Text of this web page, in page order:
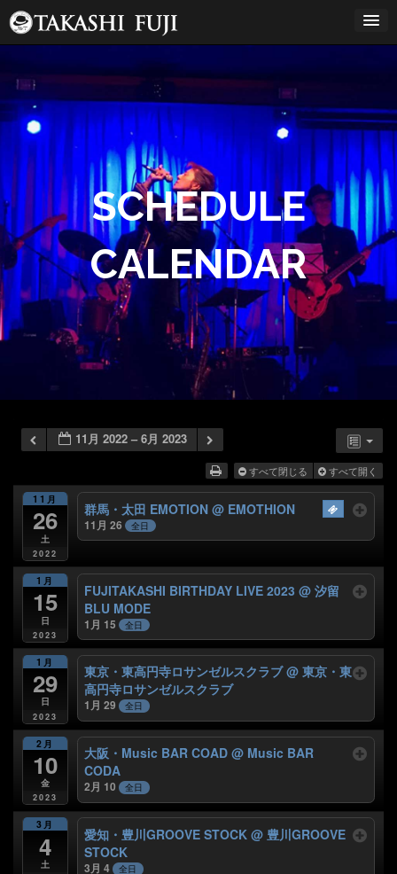
ン
テ
へ
ス
SCHEDULE
CALENDAR
11月 2022 – 6月 2023
すべて閉じる すべて開く
11月
26
土
2022
群馬・太田 EMOTION@ EMOTHION
11月 26 全日
1月
15
日
2023
FUJITAKASHI BIRTHDAY LIVE 2023@ 汐留
BLU MODE
1月 15 全日
1月
29
日
2023
東京・東高円寺ロサンゼルスクラブ@ 東京・東
高円寺ロサンゼルスクラブ
1月 29 全日
2月
10
金
2023
大阪・Music BAR COAD@ Music BAR
CODA
2月 10 全日
3月
4
土
愛知・豊川GROOVE STOCK@ 豊川GROOVE
STOCK
3月 4 全日